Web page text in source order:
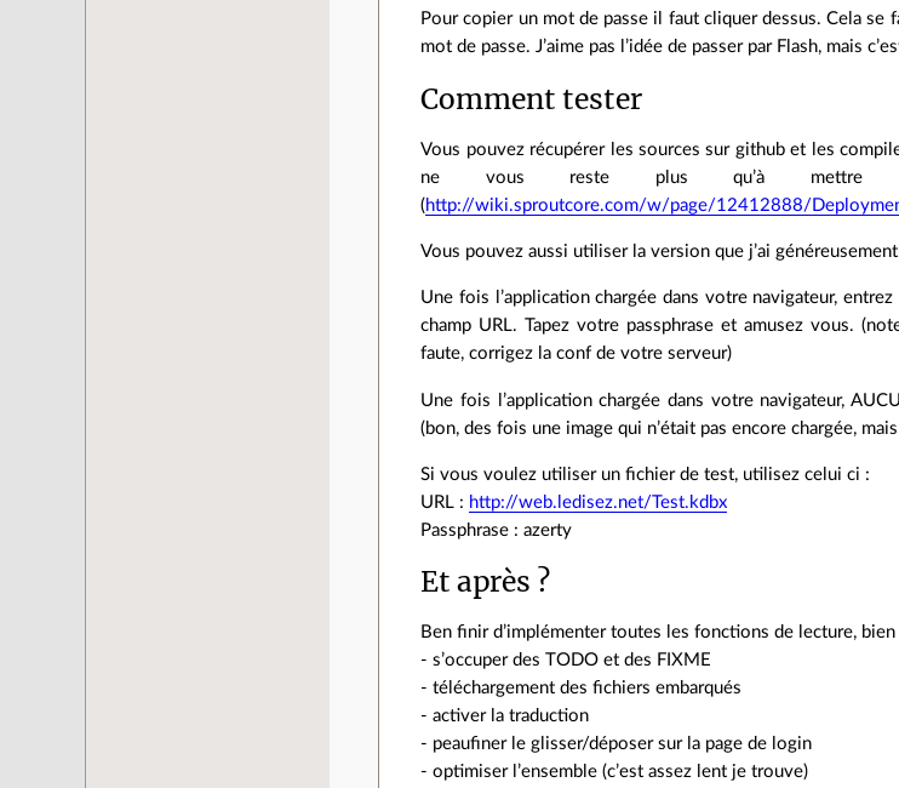
Pour copier un mot de passe il faut cliquer dessus. Cela
mot de passe. J’aime pas l’idée de passer par Flash, mais
Comment tester
Vous pouvez récupérer les sources sur github et les
ne vous reste plus qu’à
(http://wiki.sproutcore.com/w/page/12412888/
Vous pouvez aussi utiliser la version que j’ai
Une fois l’application chargée dans votre navigateur,
champ URL. Tapez votre passphrase et amusez vous.
faute, corrigez la conf de votre serveur)
Une fois l’application chargée dans votre navigateur,
(bon, des fois une image qui n’était pas encore chargée,
Si vous voulez utiliser un fichier de test, utilisez celui ci :
URL : http://web.ledisez.net/Test.kdbx
Passphrase : azerty
Et après ?
Ben finir d’implémenter toutes les fonctions de lecture,
- s’occuper des TODO et des FIXME
- téléchargement des fichiers embarqués
- activer la traduction
- peaufiner le glisser/déposer sur la page de login
- optimiser l’ensemble (c’est assez lent je trouve)